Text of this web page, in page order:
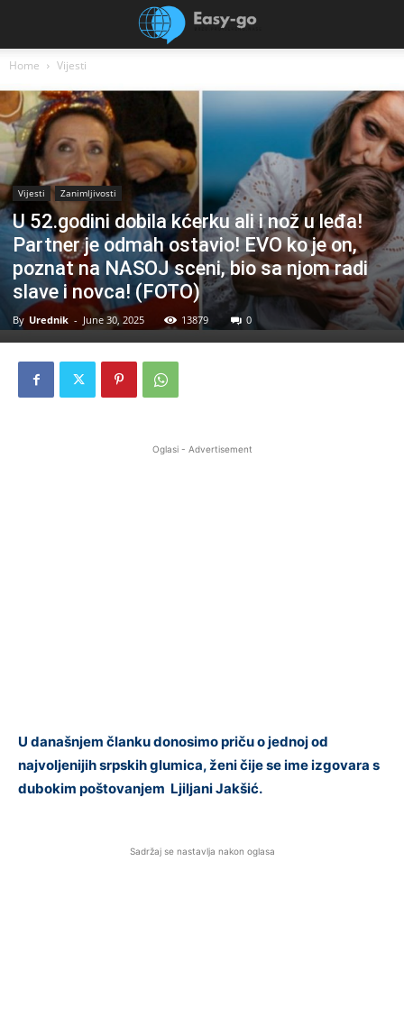
Home Vijesti
Vijesti Zanimljivosti
U 52.godini dobila kćerku ali i nož u leđa!
Partner je odmah ostavio! EVO ko je on,
poznat na NASOJ sceni, bio sa njom radi
slave i novca! (FOTO)
By Urednik - June 30, 2025 13879 0
Oglasi - Advertisement
U današnjem članku donosimo priču o jednoj od
najvoljenijih srpskih glumica, ženi čije se ime izgovara s
dubokim poštovanjem Ljiljani Jakšić.
Sadržaj se nastavlja nakon oglasa